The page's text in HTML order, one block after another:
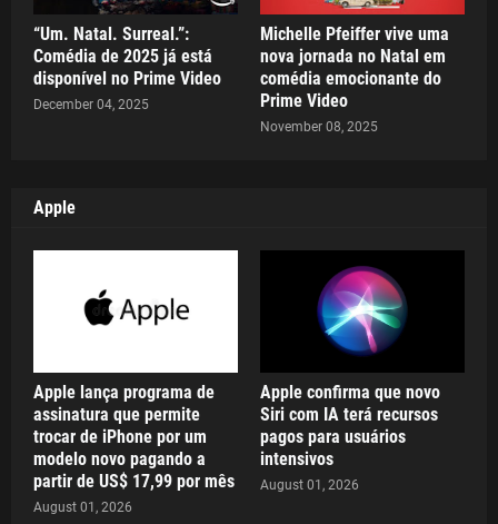
“Um. Natal. Surreal.”:
Comédia de 2025 já está
disponível no Prime Video
December 04, 2025
Michelle Pfeiffer vive uma
nova jornada no Natal em
comédia emocionante do
Prime Video
November 08, 2025
Apple
Apple lança programa de
assinatura que permite
trocar de iPhone por um
modelo novo pagando a
partir de US$ 17,99 por mês
August 01, 2026
Apple confirma que novo
Siri com IA terá recursos
pagos para usuários
intensivos
August 01, 2026